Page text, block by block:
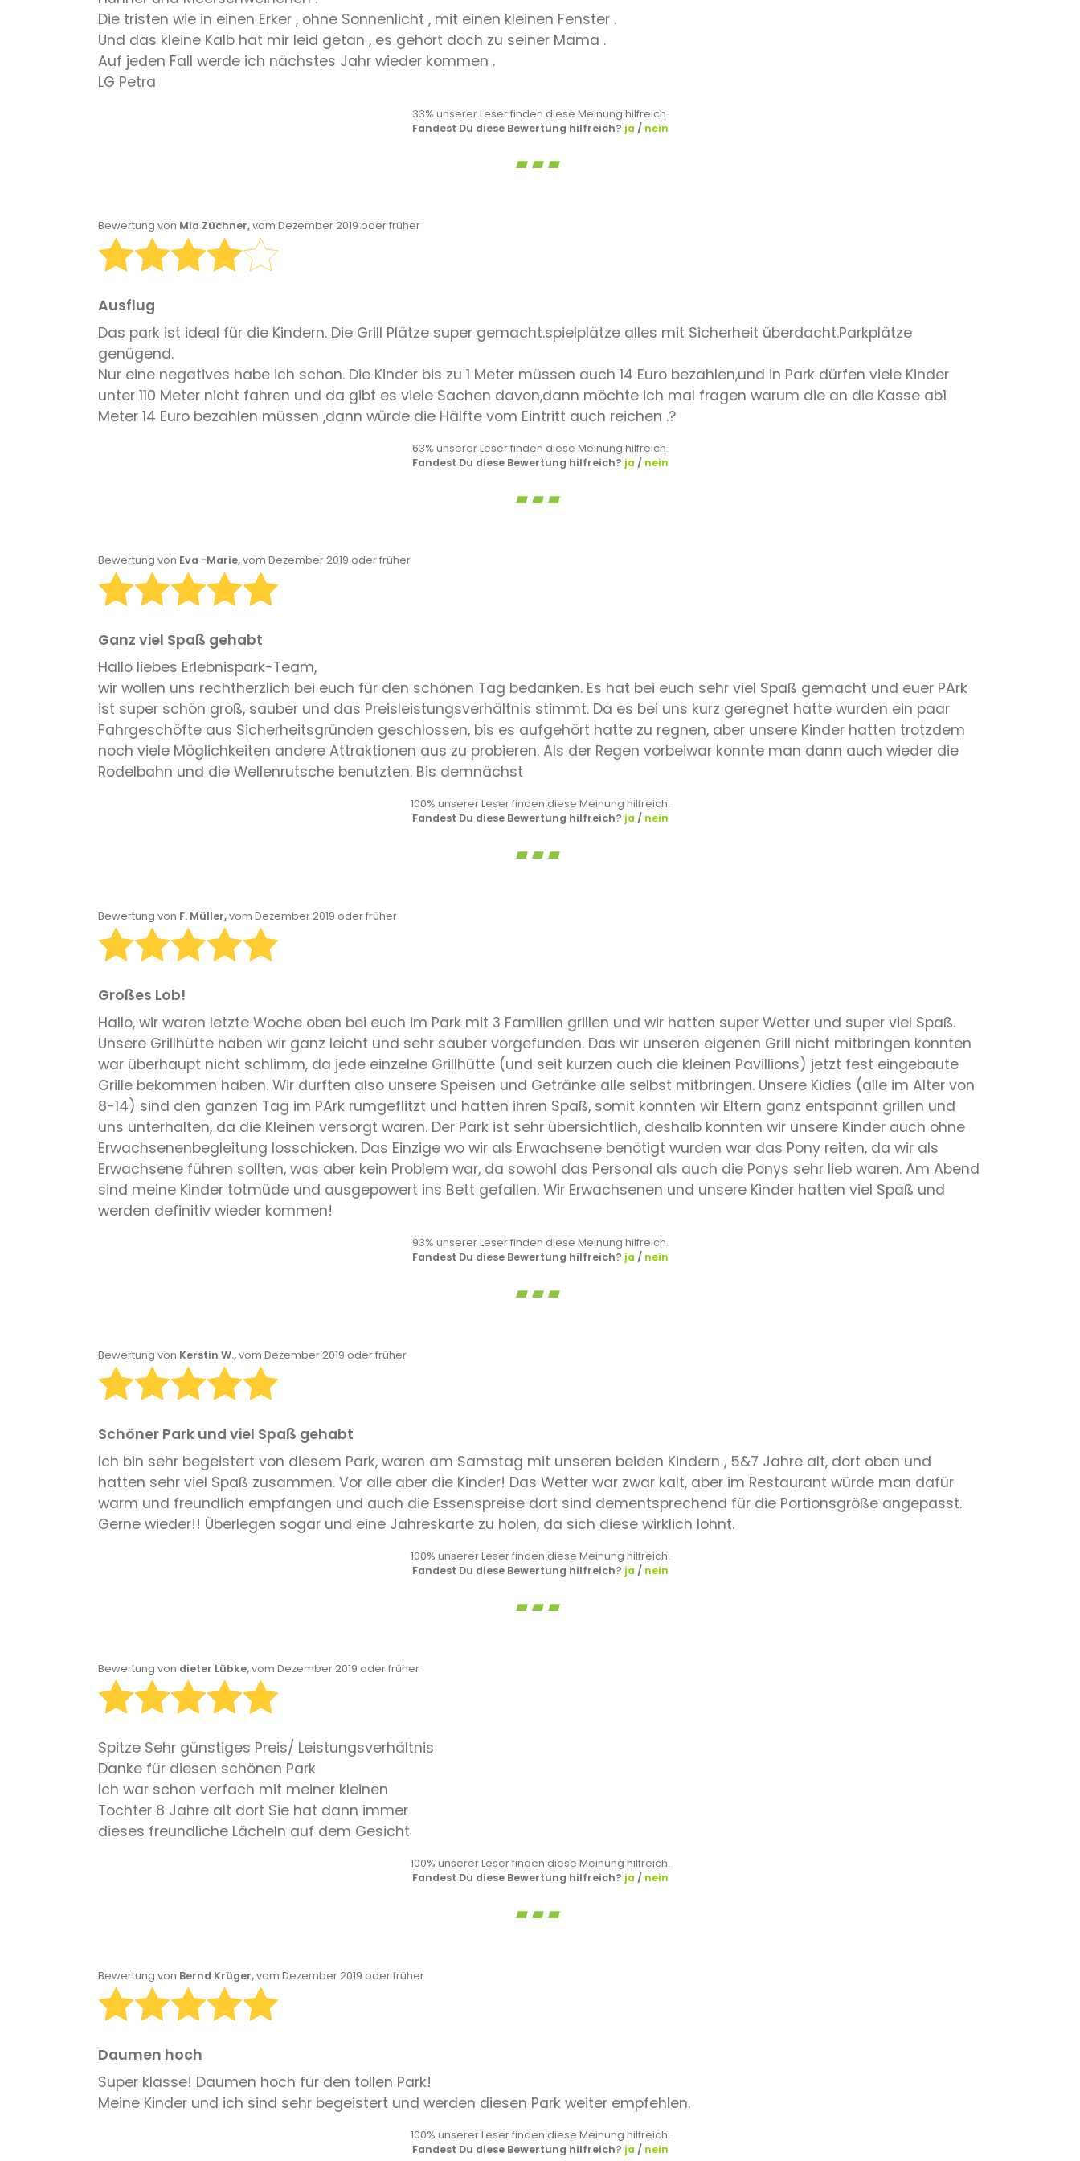
Die tristen wie in einen Erker , ohne Sonnenlicht , mit einen kleinen Fenster .
Und das kleine Kalb hat mir leid getan , es gehört doch zu seiner Mama .
Auf jeden Fall werde ich nächstes Jahr wieder kommen .
LG Petra
33% unserer Leser finden diese Meinung hilfreich.
Fandest Du diese Bewertung hilfreich? ja / nein
Bewertung von Mia Züchner,vom Dezember 2019 oder früher
Ausflug
Das park ist ideal für die Kindern. Die Grill Plätze super gemacht.spielplätze alles mit Sicherheit überdacht.Parkplätze
genügend.
Nur eine negatives habe ich schon. Die Kinder bis zu 1 Meter müssen auch 14 Euro bezahlen,und in Park dürfen viele Kinder
unter 110 Meter nicht fahren und da gibt es viele Sachen davon,dann möchte ich mal fragen warum die an die Kasse ab1
Meter 14 Euro bezahlen müssen ,dann würde die Hälfte vom Eintritt auch reichen .?
63% unserer Leser finden diese Meinung hilfreich.
Fandest Du diese Bewertung hilfreich? ja / nein
Bewertung von Eva -Marie,vom Dezember 2019 oder früher
Ganz viel Spaß gehabt
Hallo liebes Erlebnispark-Team,
wir wollen uns rechtherzlich bei euch für den schönen Tag bedanken. Es hat bei euch sehr viel Spaß gemacht und euer PArk
ist super schön groß, sauber und das Preisleistungsverhältnis stimmt. Da es bei uns kurz geregnet hatte wurden ein paar
Fahrgeschöfte aus Sicherheitsgründen geschlossen, bis es aufgehört hatte zu regnen, aber unsere Kinder hatten trotzdem
noch viele Möglichkeiten andere Attraktionen aus zu probieren. Als der Regen vorbeiwar konnte man dann auch wieder die
Rodelbahn und die Wellenrutsche benutzten. Bis demnächst
100% unserer Leser finden diese Meinung hilfreich.
Fandest Du diese Bewertung hilfreich? ja / nein
Bewertung von F. Müller,vom Dezember 2019 oder früher
Großes Lob!
Hallo, wir waren letzte Woche oben bei euch im Park mit 3 Familien grillen und wir hatten super Wetter und super viel Spaß.
Unsere Grillhütte haben wir ganz leicht und sehr sauber vorgefunden. Das wir unseren eigenen Grill nicht mitbringen konnten
war überhaupt nicht schlimm, da jede einzelne Grillhütte (und seit kurzen auch die kleinen Pavillions) jetzt fest eingebaute
Grille bekommen haben. Wir durften also unsere Speisen und Getränke alle selbst mitbringen. Unsere Kidies (alle im Alter von
8-14) sind den ganzen Tag im PArk rumgeflitzt und hatten ihren Spaß, somit konnten wir Eltern ganz entspannt grillen und
uns unterhalten, da die Kleinen versorgt waren. Der Park ist sehr übersichtlich, deshalb konnten wir unsere Kinder auch ohne
Erwachsenenbegleitung losschicken. Das Einzige wo wir als Erwachsene benötigt wurden war das Pony reiten, da wir als
Erwachsene führen sollten, was aber kein Problem war, da sowohl das Personal als auch die Ponys sehr lieb waren. Am Abend
sind meine Kinder totmüde und ausgepowert ins Bett gefallen. Wir Erwachsenen und unsere Kinder hatten viel Spaß und
werden definitiv wieder kommen!
93% unserer Leser finden diese Meinung hilfreich.
Fandest Du diese Bewertung hilfreich? ja / nein
Bewertung von Kerstin W.,vom Dezember 2019 oder früher
Schöner Park und viel Spaß gehabt
Ich bin sehr begeistert von diesem Park, waren am Samstag mit unseren beiden Kindern , 5&7 Jahre alt, dort oben und
hatten sehr viel Spaß zusammen. Vor alle aber die Kinder! Das Wetter war zwar kalt, aber im Restaurant würde man dafür
warm und freundlich empfangen und auch die Essenspreise dort sind dementsprechend für die Portionsgröße angepasst.
Gerne wieder!! Überlegen sogar und eine Jahreskarte zu holen, da sich diese wirklich lohnt.
100% unserer Leser finden diese Meinung hilfreich.
Fandest Du diese Bewertung hilfreich? ja / nein
Bewertung von dieter Lübke,vom Dezember 2019 oder früher
Spitze Sehr günstiges Preis/ Leistungsverhältnis
Danke für diesen schönen Park
Ich war schon verfach mit meiner kleinen
Tochter 8 Jahre alt dort Sie hat dann immer
dieses freundliche Lächeln auf dem Gesicht
100% unserer Leser finden diese Meinung hilfreich.
Fandest Du diese Bewertung hilfreich? ja / nein
Bewertung von Bernd Krüger,vom Dezember 2019 oder früher
Daumen hoch
Super klasse! Daumen hoch für den tollen Park!
Meine Kinder und ich sind sehr begeistert und werden diesen Park weiter empfehlen.
100% unserer Leser finden diese Meinung hilfreich.
Fandest Du diese Bewertung hilfreich? ja / nein